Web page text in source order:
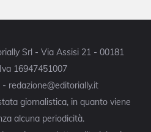
Srl - Via Assisi 21 - 00181
16947451007
- redazione@editorially.it
giornalistica, in quanto viene
alcuna periodicità.